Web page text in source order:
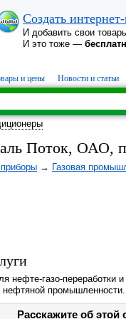
Создать
И добавить свои
И это тоже —
и цены Новости и статьи
Поток, ОАО,
→ Газовая
нефте-газо-переработки
нефтяной промышленности.
Расскажите об этой